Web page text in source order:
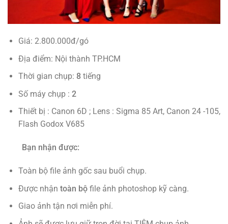
Giá: 2.800.000đ/gó
Địa điểm: Nội thành TP.HCM
Thời gian chụp: 8 tiếng
Số máy chụp : 2
Thiết bị : Canon 6D ; Lens : Sigma 85 Art, Canon 24 -105,
Flash Godox V685
Bạn nhận được:
Toàn bộ file ảnh gốc sau buổi chụp.
Được nhận toàn bộ file ảnh photoshop kỹ càng.
Giao ảnh tận nơi miễn phí.